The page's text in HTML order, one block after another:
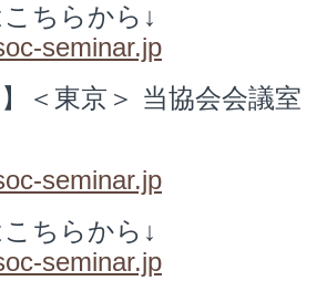
ちらから↓
seminar.jp
】＜東京＞ 当協会会議室
seminar.jp
ちらから↓
seminar.jp